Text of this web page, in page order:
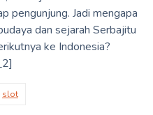
pengunjung. Jadi mengapa
dan sejarah Serbajitu
ke Indonesia?
slot